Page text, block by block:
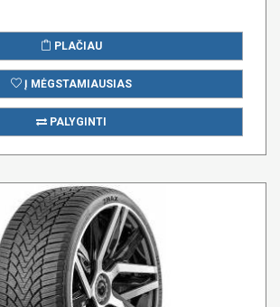
PLAČIAU
Į MĖGSTAMIAUSIAS
PALYGINTI